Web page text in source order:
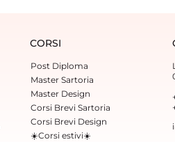
CORSI
Post Diploma
Master Sartoria
Master Design
Corsi Brevi Sartoria
Corsi Brevi Design
☀️Corsi estivi☀️